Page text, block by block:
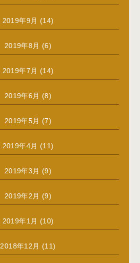
2019年9月 (14)
2019年8月 (6)
2019年7月 (14)
2019年6月 (8)
2019年5月 (7)
2019年4月 (11)
2019年3月 (9)
2019年2月 (9)
2019年1月 (10)
2018年12月 (11)